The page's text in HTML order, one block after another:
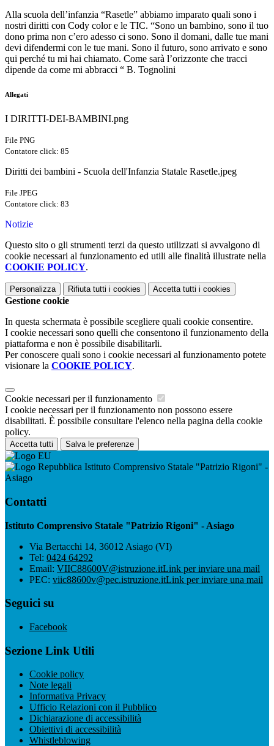
Alla scuola dell’infanzia “Rasetle” abbiamo imparato quali sono i
nostri diritti con Cody color e le TIC. “Sono un bambino, sono il tuo
dono prima non c’ero adesso ci sono. Sono il domani, dalle tue mani
devi difendermi con le tue mani. Sono il futuro, sono arrivato e sono
qui perché tu mi hai chiamato. Come sarà l’orizzonte che tracci
dipende da come mi abbracci “ B. Tognolini
Allegati
I DIRITTI-DEI-BAMBINI.png
File PNG
Contatore click: 85
Diritti dei bambini - Scuola dell'Infanzia Statale Rasetle.jpeg
File JPEG
Contatore click: 83
Notizie
Questo sito o gli strumenti terzi da questo utilizzati si avvalgono di
cookie necessari al funzionamento ed utili alle finalità illustrate nella
COOKIE POLICY.
Personalizza Rifiuta tutti i cookies Accetta tutti i cookies
Gestione cookie
In questa schermata è possibile scegliere quali cookie consentire.
I cookie necessari sono quelli che consentono il funzionamento della
piattaforma e non è possibile disabilitarli.
Per conoscere quali sono i cookie necessari al funzionamento potete
visionare la COOKIE POLICY.
Cookie necessari per il funzionamento
I cookie necessari per il funzionamento non possono essere
disabilitati. È possibile consultare l'elenco nella pagina della cookie
policy.
Accetta tutti Salva le preferenze
Istituto Comprensivo Statale "Patrizio Rigoni" -
Asiago
Contatti
Istituto Comprensivo Statale "Patrizio Rigoni" - Asiago
Via Bertacchi 14, 36012 Asiago (VI)
Tel: 0424 64292
Email: VIIC88600V@istruzione.itLink per inviare una mail
PEC: viic88600v@pec.istruzione.itLink per inviare una mail
Seguici su
Facebook
Sezione Link Utili
Cookie policy
Note legali
Informativa Privacy
Ufficio Relazioni con il Pubblico
Dichiarazione di accessibilità
Obiettivi di accessibilità
Whistleblowing